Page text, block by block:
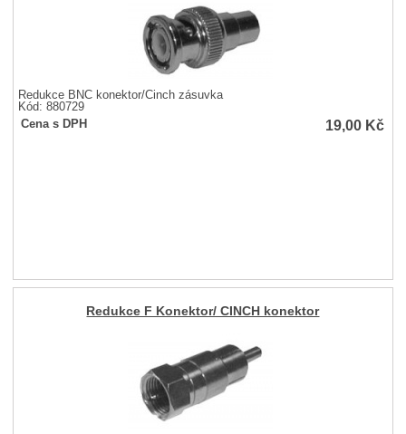
Redukce BNC konektor/Cinch zásuvka
Kód: 880729
Cena s DPH
19,00 Kč
Redukce F Konektor/ CINCH konektor